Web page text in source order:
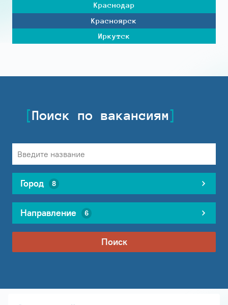
Краснодар
Красноярск
Иркутск
Поиск по вакансиям
Город 8
Направление 6
Поиск